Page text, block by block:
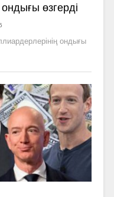
өзгерді
ондығы